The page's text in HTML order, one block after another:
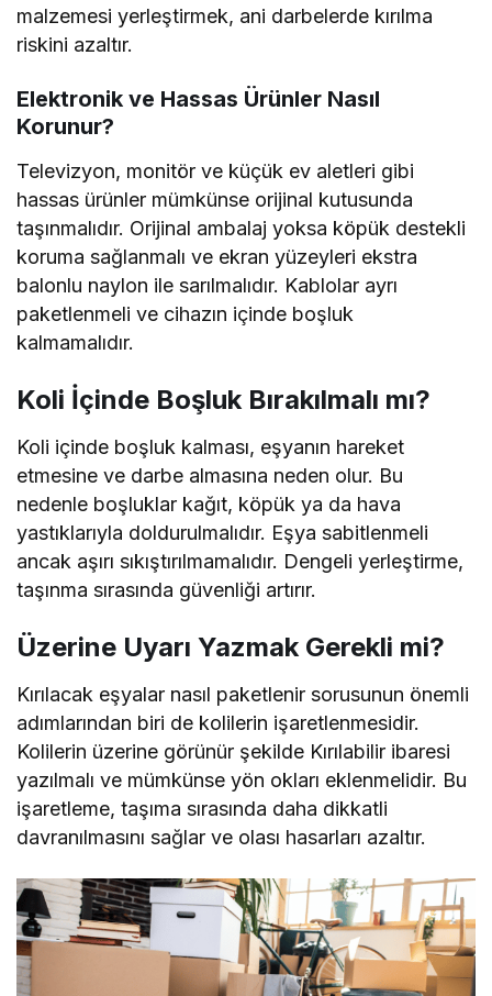
malzemesi yerleştirmek, ani darbelerde kırılma
riskini azaltır.
Elektronik ve Hassas Ürünler Nasıl
Korunur?
Televizyon, monitör ve küçük ev aletleri gibi
hassas ürünler mümkünse orijinal kutusunda
taşınmalıdır. Orijinal ambalaj yoksa köpük destekli
koruma sağlanmalı ve ekran yüzeyleri ekstra
balonlu naylon ile sarılmalıdır. Kablolar ayrı
paketlenmeli ve cihazın içinde boşluk
kalmamalıdır.
Koli İçinde Boşluk Bırakılmalı mı?
Koli içinde boşluk kalması, eşyanın hareket
etmesine ve darbe almasına neden olur. Bu
nedenle boşluklar kağıt, köpük ya da hava
yastıklarıyla doldurulmalıdır. Eşya sabitlenmeli
ancak aşırı sıkıştırılmamalıdır. Dengeli yerleştirme,
taşınma sırasında güvenliği artırır.
Üzerine Uyarı Yazmak Gerekli mi?
Kırılacak eşyalar nasıl paketlenir sorusunun önemli
adımlarından biri de kolilerin işaretlenmesidir.
Kolilerin üzerine görünür şekilde Kırılabilir ibaresi
yazılmalı ve mümkünse yön okları eklenmelidir. Bu
işaretleme, taşıma sırasında daha dikkatli
davranılmasını sağlar ve olası hasarları azaltır.